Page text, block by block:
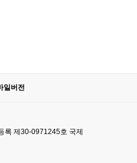
일버전
제30-0971245호 국제